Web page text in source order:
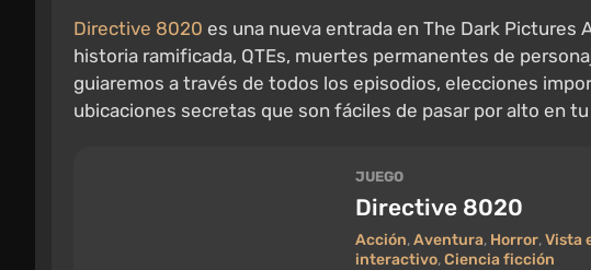
Directive 8020 es una nueva entrada en The Dark
historia ramificada, QTEs, muertes permanentes de
guiaremos a través de todos los episodios, elecciones
ubicaciones secretas que son fáciles de pasar por alto en
JUEGO
Directive 8020
Acción,Aventura, Horror,Vista
interactivo,Ciencia ficción